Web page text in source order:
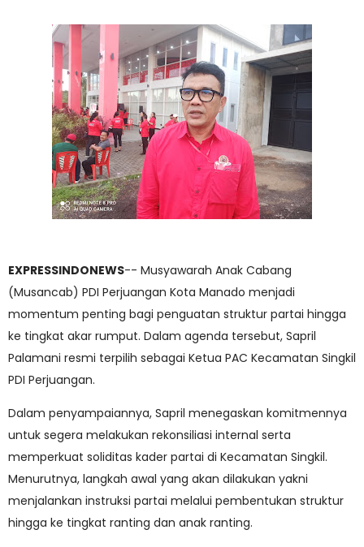
EXPRESSINDONEWS-- Musyawarah Anak Cabang
(Musancab) PDI Perjuangan Kota Manado menjadi
momentum penting bagi penguatan struktur partai hingga
ke tingkat akar rumput. Dalam agenda tersebut, Sapril
Palamani resmi terpilih sebagai Ketua PAC Kecamatan Singkil
PDI Perjuangan.
Dalam penyampaiannya, Sapril menegaskan komitmennya
untuk segera melakukan rekonsiliasi internal serta
memperkuat soliditas kader partai di Kecamatan Singkil.
Menurutnya, langkah awal yang akan dilakukan yakni
menjalankan instruksi partai melalui pembentukan struktur
hingga ke tingkat ranting dan anak ranting.